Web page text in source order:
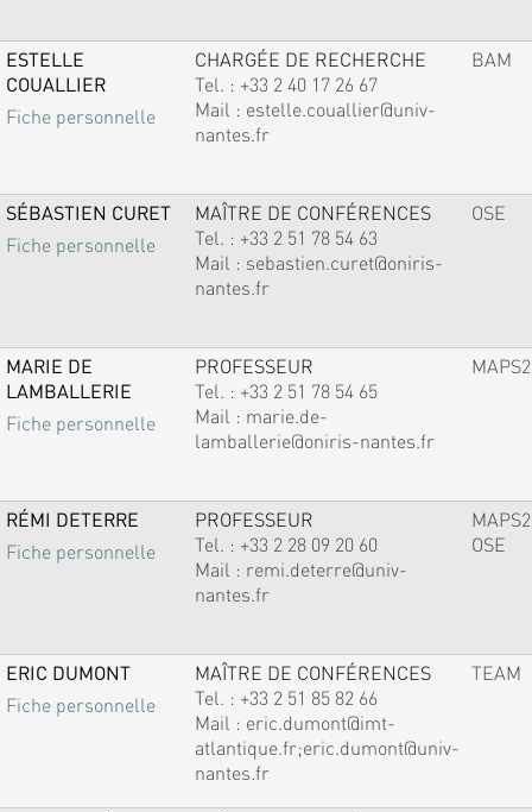
ESTELLE
COUALLIER
Fiche personnelle
CHARGÉE DE RECHERCHE
Tel. : +33 2 40 17 26 67
Mail : estelle.couallier@univ-
nantes.fr
BAM
SÉBASTIEN CURET
Fiche personnelle
MAÎTRE DE CONFÉRENCES
Tel. : +33 2 51 78 54 63
Mail : sebastien.curet@oniris-
nantes.fr
OSE
MARIE DE
LAMBALLERIE
Fiche personnelle
PROFESSEUR
Tel. : +33 2 51 78 54 65
Mail : marie.de-
lamballerie@oniris-nantes.fr
MAPS2
RÉMI DETERRE
Fiche personnelle
PROFESSEUR
Tel. : +33 2 28 09 20 60
Mail : remi.deterre@univ-
nantes.fr
MAPS2
OSE
ERIC DUMONT
Fiche personnelle
MAÎTRE DE CONFÉRENCES
Tel. : +33 2 51 85 82 66
Mail : eric.dumont@imt-
atlantique.fr;eric.dumont@univ-
nantes.fr
TEAM